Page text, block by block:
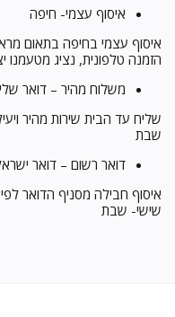
איסוף עצמי- חיפה
הזמנה טלפונית, נציג מטעמנו
משלוח מהיר – דואר שליחים
שבת
דואר רשום – דואר ישראל 18 ש”ח
שישי- שבת